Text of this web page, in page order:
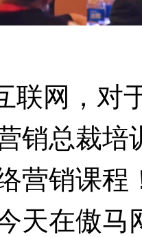
网，对于
销总裁培
营销课程
天在傲马